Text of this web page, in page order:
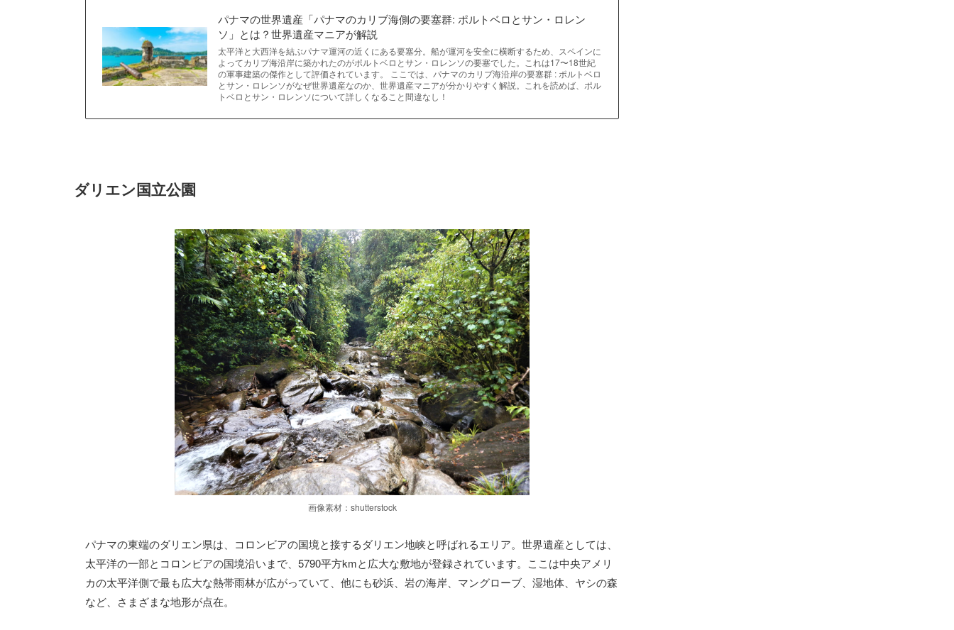
パナマの世界遺産「パナマのカリブ海側の要塞群: ポルトベロとサン・ロレン
ソ」とは？世界遺産マニアが解説
太平洋と大西洋を結ぶパナマ運河の近くにある要塞分。船が運河を安全に横断するため、スペインに
よってカリブ海沿岸に築かれたのがポルトベロとサン・ロレンソの要塞でした。これは17〜18世紀
の軍事建築の傑作として評価されています。 ここでは、パナマのカリブ海沿岸の要塞群 : ポルトベロ
とサン・ロレンソがなぜ世界遺産なのか、世界遺産マニアが分かりやすく解説。これを読めば、ポル
トベロとサン・ロレンソについて詳しくなること間違なし！
ダリエン国立公園
画像素材：shutterstock
パナマの東端のダリエン県は、コロンビアの国境と接するダリエン地峡と呼ばれるエリア。世界遺産としては、
太平洋の一部とコロンビアの国境沿いまで、5790平方kmと広大な敷地が登録されています。ここは中央アメリ
カの太平洋側で最も広大な熱帯雨林が広がっていて、他にも砂浜、岩の海岸、マングローブ、湿地体、ヤシの森
など、さまざまな地形が点在。